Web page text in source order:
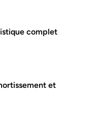
complet
et